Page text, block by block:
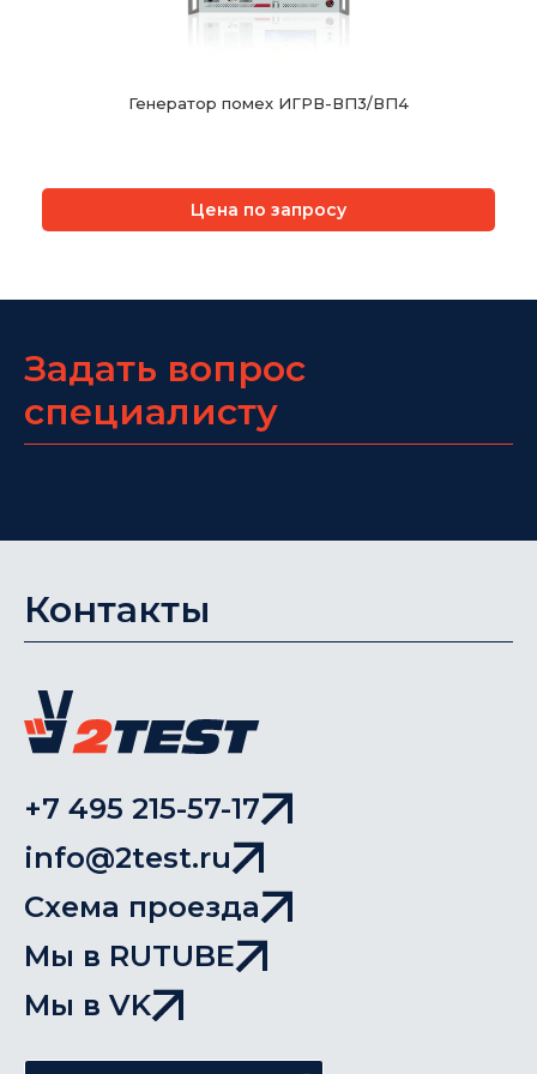
Генератор помех ИГРВ-ВП3/ВП4
Цена по запросу
Задать вопрос
специалисту
Контакты
+7 495 215-57-17
info@2test.ru
Схема проезда
Мы в RUTUBE
Мы в VK